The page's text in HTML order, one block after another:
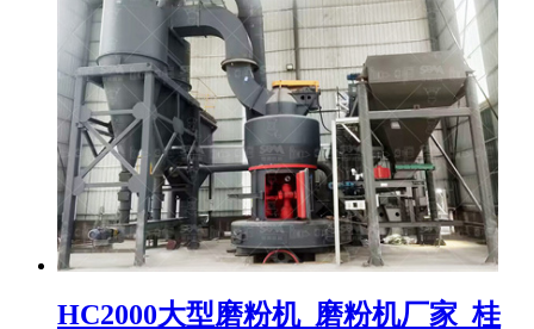
HC2000大型磨粉机_磨粉机厂家_桂